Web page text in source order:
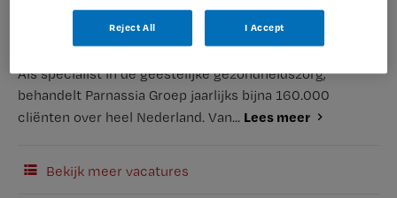
Als specialist in de geestelijke gezondheidszorg,
behandelt Parnassia Groep jaarlijks bijna 160.000
cliënten over heel Nederland. Van... Lees meer
Bekijk meer vacatures
Reject All I Accept